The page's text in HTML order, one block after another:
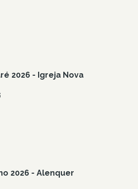
2026 - Igreja Nova
2026 - Alenquer